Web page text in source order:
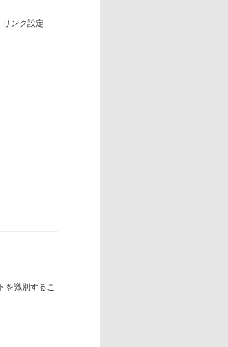
ンク設定
を識別するこ